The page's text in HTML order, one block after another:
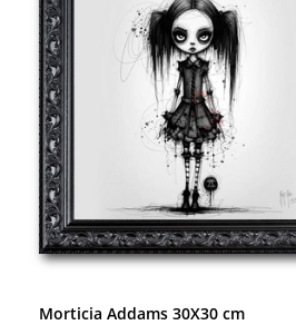
Morticia Addams 30X30 cm